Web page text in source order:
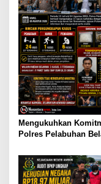
Mengukuhkan
Polres Pelabuhan
Amankan 37